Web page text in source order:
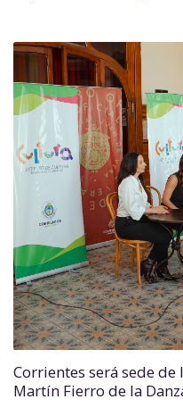
Corrientes será sede
Martín Fierro de la